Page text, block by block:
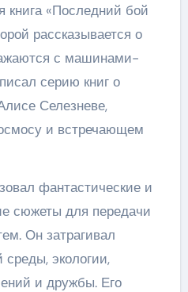
книга «Последний бой
рассказывается о
с машинами-
серию книг о
Селезневе,
и встречающем
фантастические и
сюжеты для передачи
Он затрагивал
экологии,
и дружбы. Его